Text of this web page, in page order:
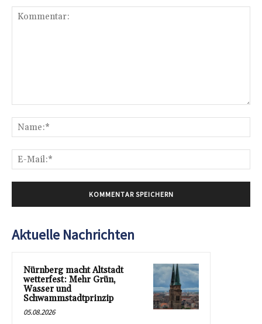
Aktuelle Nachrichten
Nürnberg macht Altstadt
wetterfest: Mehr Grün,
Wasser und
Schwammstadtprinzip
05.08.2026